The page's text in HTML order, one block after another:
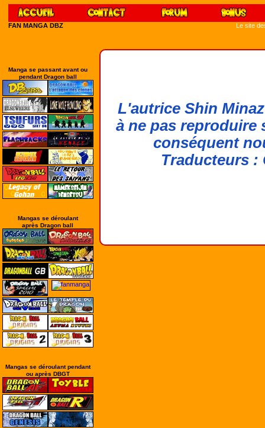
FAN MANGA DBZ Le site
Manga se passant avant ou
pendant Dragon ball
Mangas se déroulant
après Dragon ball
Mangas se déroulant pendant
ou après DBGT
L'autrice Shin
à ne pas reproduire
conséquent
Traducteurs :